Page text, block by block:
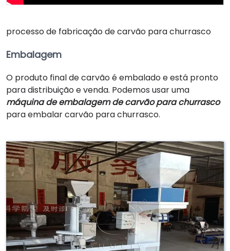
processo de fabricação de carvão para churrasco
Embalagem
O produto final de carvão é embalado e está pronto
para distribuição e venda. Podemos usar uma
máquina de embalagem de carvão para churrasco
para embalar carvão para churrasco.